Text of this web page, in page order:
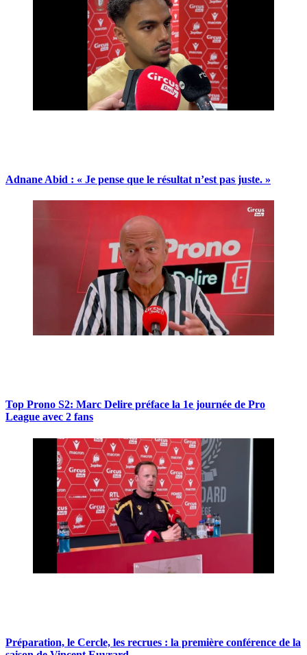
Adnane Abid : « Je pense que le résultat n’est pas juste. »
Top Prono S2: Marc Delire préface la 1e journée de Pro
League avec 2 fans
Préparation, le Cercle, les recrues : la première conférence de la